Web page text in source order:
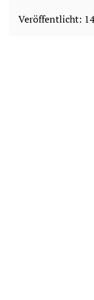
Veröffentlicht: